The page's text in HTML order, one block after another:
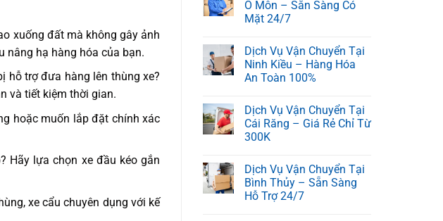
xuống đất mà không gây ảnh
nâng hạ hàng hóa của bạn.
hỗ trợ đưa hàng lên thùng xe?
và tiết kiệm thời gian.
hoặc muốn lắp đặt chính xác
Hãy lựa chọn xe đầu kéo gắn
xe cẩu chuyên dụng với kế
Ô Môn – Sẵn Sàng Có
Mặt 24/7
Dịch Vụ Vận Chuyển Tại
Ninh Kiều – Hàng Hóa
An Toàn 100%
Dịch Vụ Vận Chuyển Tại
Cái Răng – Giá Rẻ Chỉ Từ
300K
Dịch Vụ Vận Chuyển Tại
Bình Thủy – Sẵn Sàng
Hỗ Trợ 24/7